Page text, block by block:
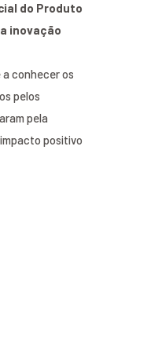
do Produto
inovação
conhecer os
pelos
pela
positivo